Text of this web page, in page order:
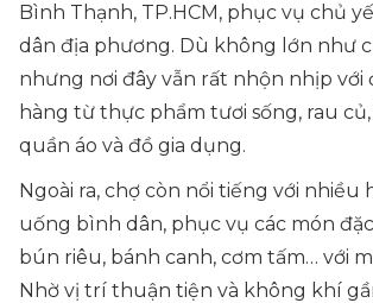
Bình Thạnh, TP.HCM, phục vụ chủ
dân địa phương. Dù không lớn như
nhưng nơi đây vẫn rất nhộn nhịp với
hàng từ thực phẩm tươi sống, rau củ,
quần áo và đồ gia dụng.
Ngoài ra, chợ còn nổi tiếng với nhiều
uống bình dân, phục vụ các món
bún riêu, bánh canh, cơm tấm… với
Nhờ vị trí thuận tiện và không khí